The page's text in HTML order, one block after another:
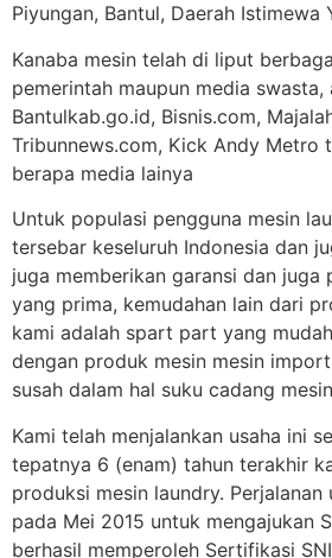
Piyungan, Bantul, Daerah
Kanaba mesin telah di liput
pemerintah maupun media swasta,
Bantulkab.go.id, Bisnis.com,
Tribunnews.com, Kick Andy Metro
berapa media lainya
Untuk populasi pengguna mesin
tersebar keseluruh Indonesia dan
juga memberikan garansi dan juga
yang prima, kemudahan lain dari
kami adalah spart part yang
dengan produk mesin mesin
susah dalam hal suku cadang
Kami telah menjalankan usaha ini
tepatnya 6 (enam) tahun terakhir
produksi mesin laundry. Perjalanan
pada Mei 2015 untuk mengajukan
berhasil memperoleh Sertifikasi